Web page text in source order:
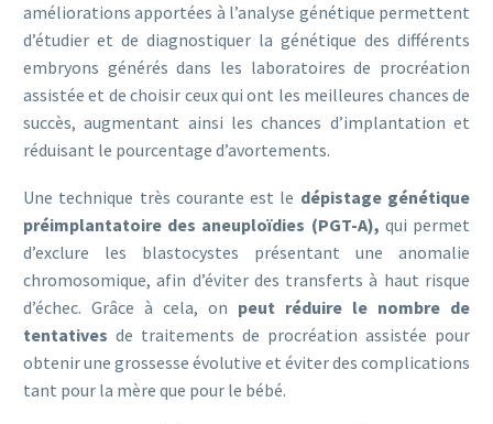
améliorations apportées à l’analyse génétique permettent
d’étudier et de diagnostiquer la génétique des différents
embryons générés dans les laboratoires de procréation
assistée et de choisir ceux qui ont les meilleures chances de
succès, augmentant ainsi les chances d’implantation et
réduisant le pourcentage d’avortements.
Une technique très courante est le dépistage génétique
préimplantatoire des aneuploïdies (PGT-A), qui permet
d’exclure les blastocystes présentant une anomalie
chromosomique, afin d’éviter des transferts à haut risque
d’échec. Grâce à cela, on peut réduire le nombre de
tentatives de traitements de procréation assistée pour
obtenir une grossesse évolutive et éviter des complications
tant pour la mère que pour le bébé.